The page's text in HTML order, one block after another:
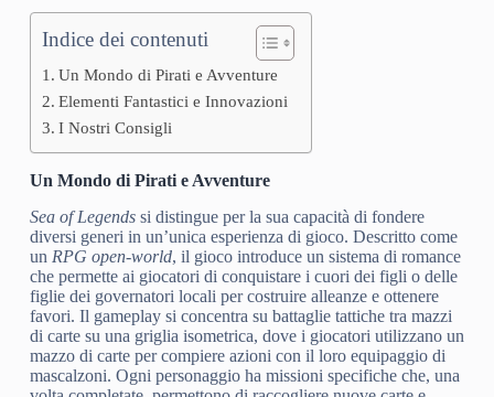
Indice dei contenuti
Un Mondo di Pirati e Avventure
Elementi Fantastici e Innovazioni
I Nostri Consigli
Un Mondo di Pirati e Avventure
Sea of Legendssi distingue per la sua capacità di fondere
diversi generi in un’unica esperienza di gioco. Descritto come
un RPG open-world, il gioco introduce un sistema di romance
che permette ai giocatori di conquistare i cuori dei figli o delle
figlie dei governatori locali per costruire alleanze e ottenere
favori. Il gameplay si concentra su battaglie tattiche tra mazzi
di carte su una griglia isometrica, dove i giocatori utilizzano un
mazzo di carte per compiere azioni con il loro equipaggio di
mascalzoni. Ogni personaggio ha missioni specifiche che, una